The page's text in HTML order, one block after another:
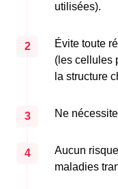
utilisées).
2
Évite toute
(les cellules
la structure
3 Ne
4
Aucun
maladies